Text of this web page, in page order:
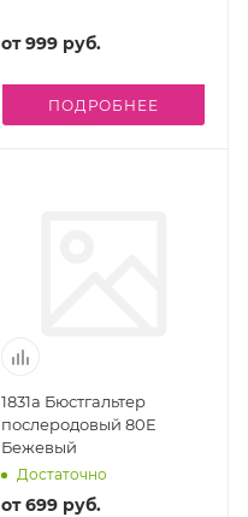
от999 руб.
ПОДРОБНЕЕ
1831а Бюстгальтер
послеродовый 80E
Бежевый
Достаточно
от699 руб.